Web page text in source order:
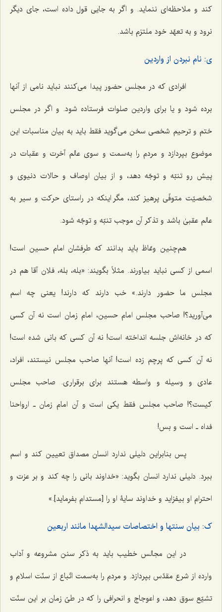
کند و ملاحظه‌ای ننماید. و اگر به جایی قول داده است، جای دیگر
نرود و به تعهّد خود ملتزم باشد.
ی: نام نبردن از واردین
افرادی که در مجلس حضور پیدا می‌کنند نباید نامی از آنها
برده شود و یا برای واردین صلوات فرستاده شود. و اگر در مجلس
ختم و ترحیم شخصی سخن می‌گوید فقط باید به بیان مناسبات این
موضوع بپردازد و مردم را به‌سمت و سوی عالم آخرت و عقبات در
پیش رو تنبّه و توجّه دهد، و از بیان اوصاف و حالات دنیوی و
شخصیّت متوفّی پرهیز کند، مگر اینکه در راستای حرکت و سیر به
عالم عقبیٰ باشد و تذکر آن موجب تنبّه و توجّه شود.
هم‌چنین وعّاظ باید بدانند که طرفشان امام حسین است!
اسمی از کسی نباید بیاورند. مثلاً بگویند: «بله، بله، فلان آقا هم در
مجلس ما حضور دارند.» خب دارند که دارند! یعنی چه اسم
می‌آورید؟! صاحب مجلس امام حسین، امام زمان است نه آن کسی
که در خانه‌اش جلسه انداخته است! نه آن کسی که بانی شده است!
نه آن کسی که پرچم زده است! آنها صاحب مجلس نیستند، افراد،
عادی و وسیله و واسطه هستند برای برقراری. صاحب مجلس
کیست؟! صاحب مجلس فقط یکی است و آن امام زمان ـ ارواحنا
فداه ـ است و بس!
پس بنابراین دلیلی ندارد انسان مصداق تعیین کند و اسم
ببرد. دلیلی ندارد انسان بگوید: «خداوند بانی را چه کند و بر عزت و
احترام او بیفزاید و خداوند سایۀ او را [مستدام بفرماید].»
ک: بیان سنتها و اختصاصات سیدالشهدا مانند اربعین
در این مجالس خطیب باید به ذکر سنن مشروعه و آداب
وارده از شرع مقدّس بپردازد. و مردم را به‌سمت اتّباع از سنّت اسلام و
تشیّع سوق دهد، و اعوجاج و انحرافی را که در طیّ زمان بر این سنّت